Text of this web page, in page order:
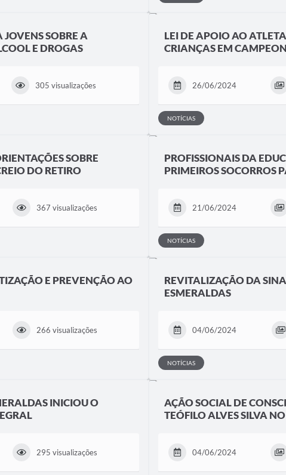
SOBRE A
E DROGAS
305 visualizações
LEI DE APOIO AO
CRIANÇAS EM
26/06/2024
NOTÍCIAS
SOBRE
DO RETIRO
367 visualizações
PROFISSIONAIS DA
PRIMEIROS SOCORROS
21/06/2024
NOTÍCIAS
E PREVENÇÃO AO
266 visualizações
REVITALIZAÇÃO DA
ESMERALDAS
04/06/2024
NOTÍCIAS
INICIOU O
295 visualizações
AÇÃO SOCIAL DE
TEÓFILO ALVES SILVA
04/06/2024